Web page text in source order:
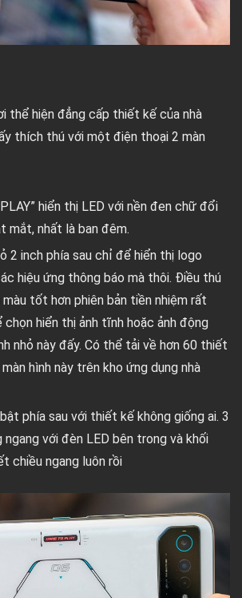
thể hiện đẳng cấp thiết kế của nhà
thích thú với một điện thoại 2 màn
hiển thị LED với nền đen chữ đổi
mắt, nhất là ban đêm.
2 inch phía sau chỉ để hiển thị logo
hiệu ứng thông báo mà thôi. Điều thú
màu tốt hơn phiên bản tiền nhiệm rất
chọn hiển thị ảnh tĩnh hoặc ảnh động
nhỏ này đấy. Có thể tải về hơn 60 thiết
hình này trên kho ứng dụng nhà
phía sau với thiết kế không giống ai. 3
với đèn LED bên trong và khối
chiều ngang luôn rồi